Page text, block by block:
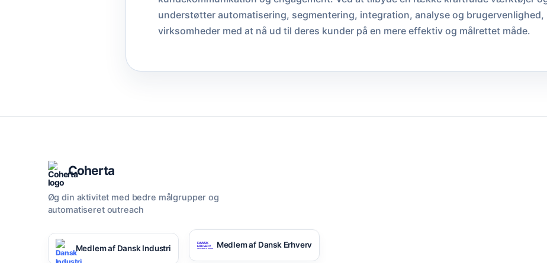
understøtter automatisering, segmentering, integration, analyse og
virksomheder med at nå ud til deres kunder på en mere effektiv og målrettet måde.
Coherta
Øg din aktivitet med bedre målgrupper og
automatiseret outreach
Medlem af Dansk Industri Medlem af Dansk Erhverv